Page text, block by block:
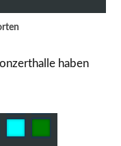
haben